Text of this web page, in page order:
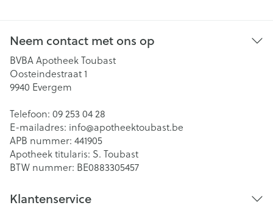
Neem contact met ons op
BVBA Apotheek Toubast
Oosteindestraat 1
9940 Evergem
Telefoon: 09 253 04 28
E-mailadres: info@apotheektoubast.be
APB nummer: 441905
Apotheek titularis: S. Toubast
BTW nummer: BE0883305457
Klantenservice